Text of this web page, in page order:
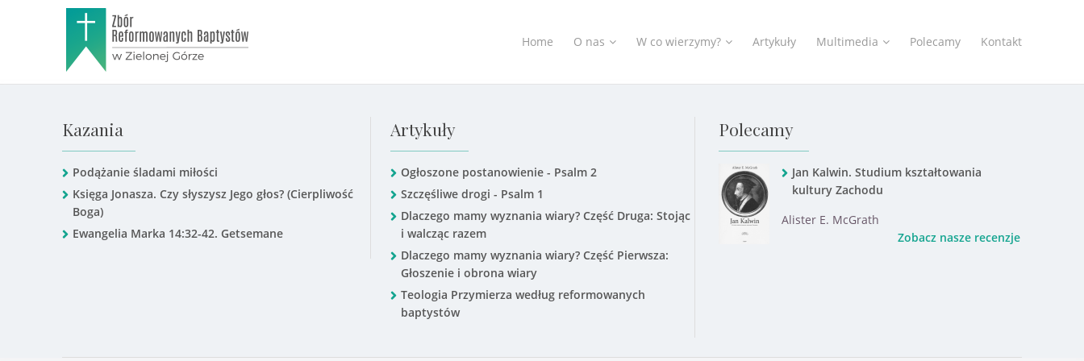
Home O nas W co wierzymy? Artykuły Multimedia Polecamy Kontakt
Kazania
Podążanie śladami miłości
Księga Jonasza. Czy słyszysz Jego głos? (Cierpliwość
Boga)
Ewangelia Marka 14:32-42. Getsemane
Artykuły
Ogłoszone postanowienie - Psalm 2
Szczęśliwe drogi - Psalm 1
Dlaczego mamy wyznania wiary? Część Druga: Stojąc
i walcząc razem
Dlaczego mamy wyznania wiary? Część Pierwsza:
Głoszenie i obrona wiary
Teologia Przymierza według reformowanych
baptystów
Polecamy
Jan Kalwin. Studium kształtowania
kultury Zachodu
Alister E. McGrath
Zobacz nasze recenzje